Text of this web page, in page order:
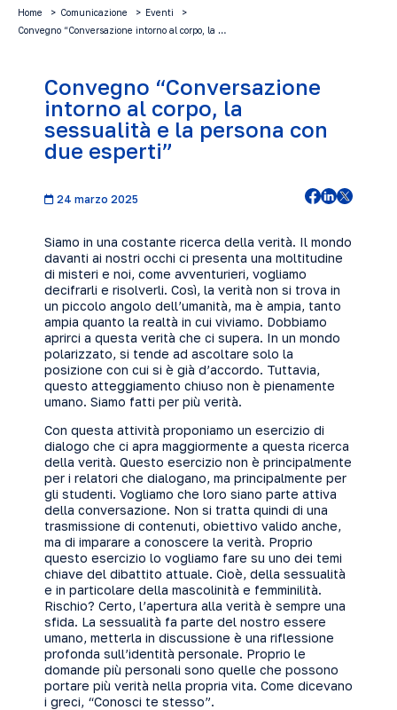
Home Comunicazione
Eventi
Convegno “Conversazione intorno al corpo, la …
Convegno “Conversazione
intorno al corpo, la
sessualità e la persona con
due esperti”
24 marzo 2025
Siamo in una costante ricerca della verità. Il mondo
davanti ai nostri occhi ci presenta una moltitudine
di misteri e noi, come avventurieri, vogliamo
decifrarli e risolverli. Così, la verità non si trova in
un piccolo angolo dell’umanità, ma è ampia, tanto
ampia quanto la realtà in cui viviamo. Dobbiamo
aprirci a questa verità che ci supera. In un mondo
polarizzato, si tende ad ascoltare solo la
posizione con cui si è già d’accordo. Tuttavia,
questo atteggiamento chiuso non è pienamente
umano. Siamo fatti per più verità.
Con questa attività proponiamo un esercizio di
dialogo che ci apra maggiormente a questa ricerca
della verità. Questo esercizio non è principalmente
per i relatori che dialogano, ma principalmente per
gli studenti. Vogliamo che loro siano parte attiva
della conversazione. Non si tratta quindi di una
trasmissione di contenuti, obiettivo valido anche,
ma di imparare a conoscere la verità. Proprio
questo esercizio lo vogliamo fare su uno dei temi
chiave del dibattito attuale. Cioè, della sessualità
e in particolare della mascolinità e femminilità.
Rischio? Certo, l’apertura alla verità è sempre una
sfida. La sessualità fa parte del nostro essere
umano, metterla in discussione è una riflessione
profonda sull’identità personale. Proprio le
domande più personali sono quelle che possono
portare più verità nella propria vita. Come dicevano
i greci, “Conosci te stesso”.